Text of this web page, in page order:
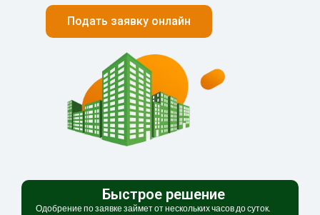
Подать заявку онлайн
Быстрое решение
Одобрение по заявке займет от нескольких часов до суток.